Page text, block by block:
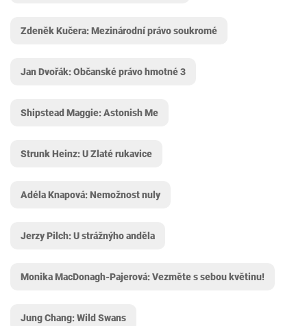
Zdeněk Kučera: Mezinárodní právo soukromé
Jan Dvořák: Občanské právo hmotné 3
Shipstead Maggie: Astonish Me
Strunk Heinz: U Zlaté rukavice
Adéla Knapová: Nemožnost nuly
Jerzy Pilch: U strážnýho anděla
Monika MacDonagh-Pajerová: Vezměte s sebou květinu!
Jung Chang: Wild Swans